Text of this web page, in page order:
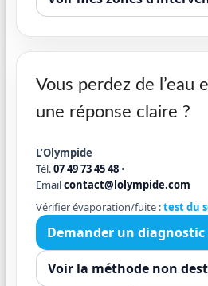
Vous perdez de l’eau
une réponse claire ?
L’Olympide
Tél.07 49 73 45 48•
Emailcontact@lolympide.com
Vérifier évaporation/fuite :test du
Demander un
Voir la méthode non